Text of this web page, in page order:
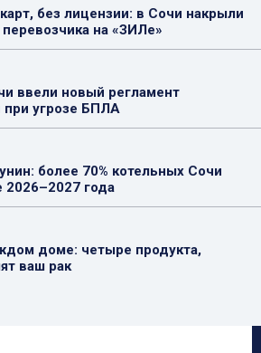
без лицензии: в Сочи накрыли
перевозчика на «ЗИЛе»
ввели новый регламент
при угрозе БПЛА
более 70% котельных Сочи
2026–2027 года
доме: четыре продукта,
ваш рак